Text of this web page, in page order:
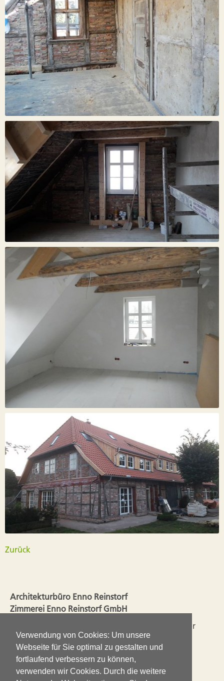
Verwendung von Cookies: Um unsere
Webseite für Sie optimal zu gestalten und
fortlaufend verbessern zu können,
verwenden wir Cookies. Durch die weitere
Zurück
Architekturbüro Enno Reinstorf
Zimmerei Enno Reinstorf GmbH
Seit 2003 liegen Planung und Ausführung in einer
Hand. So ergänzen sich die Erfahrungen aus dem
Handwerk mit den Ansprüchen einer guten
Architektur.